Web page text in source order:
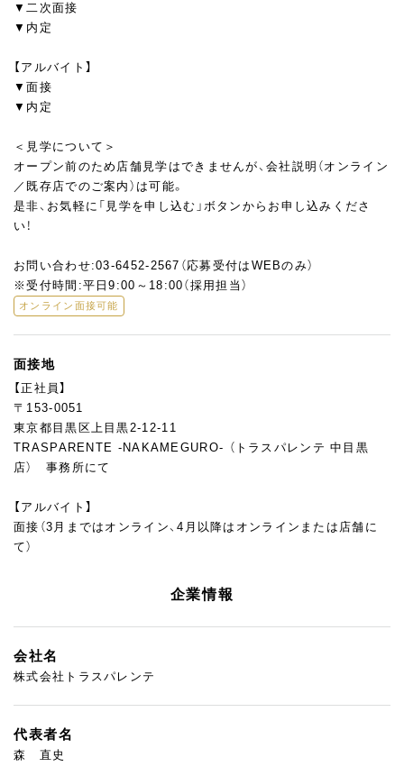
▼二次面接
▼内定
【アルバイト】
▼面接
▼内定
＜見学について＞
オープン前のため店舗見学はできませんが、会社説明（オンライン
／既存店でのご案内）は可能。
是非、お気軽に「見学を申し込む」ボタンからお申し込みくださ
い！
お問い合わせ:03-6452-2567（応募受付はWEBのみ）
※受付時間:平日9:00～18:00（採用担当）
オンライン面接可能
面接地
【正社員】
〒153-0051
東京都目黒区上目黒2-12-11
TRASPARENTE -NAKAMEGURO- （トラスパレンテ 中目黒
店） 事務所にて
【アルバイト】
面接（3月まではオンライン、4月以降はオンラインまたは店舗に
て）
企業情報
会社名
株式会社トラスパレンテ
代表者名
森 直史